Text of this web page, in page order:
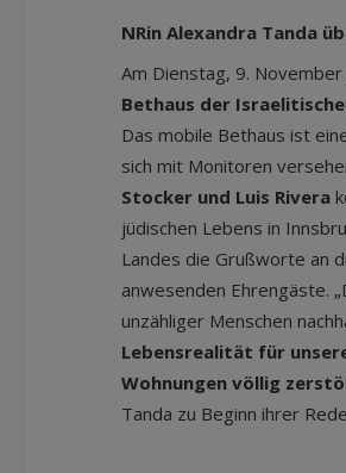
NRin Alexandra Tanda
Am Dienstag, 9.
Bethaus der
Das mobile Bethaus ist
sich mit Monitoren
Stocker und Luis Rivera
jüdischen Lebens in
Landes die Grußworte an
anwesenden Ehrengäste.
unzähliger Menschen
Lebensrealität für
Wohnungen völlig
Tanda zu Beginn ihrer